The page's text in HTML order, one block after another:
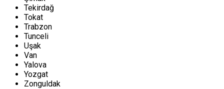
Tekirdağ
Tokat
Trabzon
Tunceli
Uşak
Van
Yalova
Yozgat
Zonguldak